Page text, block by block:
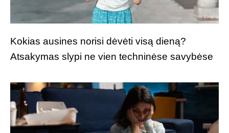
Kokias ausines norisi dėvėti visą dieną?
Atsakymas slypi ne vien techninėse savybėse